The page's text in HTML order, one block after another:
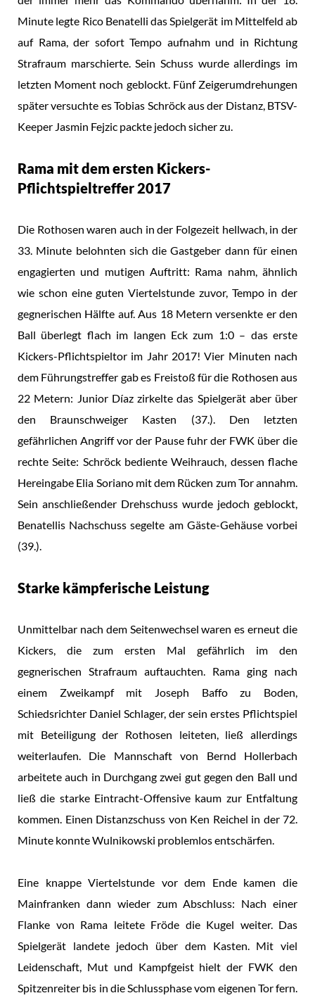
Minute legte Rico Benatelli das Spielgerät im Mittelfeld ab
auf Rama, der sofort Tempo aufnahm und in Richtung
Strafraum marschierte. Sein Schuss wurde allerdings im
letzten Moment noch geblockt. Fünf Zeigerumdrehungen
später versuchte es Tobias Schröck aus der Distanz, BTSV-
Keeper Jasmin Fejzic packte jedoch sicher zu.
Rama mit dem ersten Kickers-
Pflichtspieltreffer 2017
Die Rothosen waren auch in der Folgezeit hellwach, in der
33. Minute belohnten sich die Gastgeber dann für einen
engagierten und mutigen Auftritt: Rama nahm, ähnlich
wie schon eine guten Viertelstunde zuvor, Tempo in der
gegnerischen Hälfte auf. Aus 18 Metern versenkte er den
Ball überlegt flach im langen Eck zum 1:0 – das erste
Kickers-Pflichtspieltor im Jahr 2017! Vier Minuten nach
dem Führungstreffer gab es Freistoß für die Rothosen aus
22 Metern: Junior Díaz zirkelte das Spielgerät aber über
den Braunschweiger Kasten (37.). Den letzten
gefährlichen Angriff vor der Pause fuhr der FWK über die
rechte Seite: Schröck bediente Weihrauch, dessen flache
Hereingabe Elia Soriano mit dem Rücken zum Tor annahm.
Sein anschließender Drehschuss wurde jedoch geblockt,
Benatellis Nachschuss segelte am Gäste-Gehäuse vorbei
(39.).
Starke kämpferische Leistung
Unmittelbar nach dem Seitenwechsel waren es erneut die
Kickers, die zum ersten Mal gefährlich im den
gegnerischen Strafraum auftauchten. Rama ging nach
einem Zweikampf mit Joseph Baffo zu Boden,
Schiedsrichter Daniel Schlager, der sein erstes Pflichtspiel
mit Beteiligung der Rothosen leiteten, ließ allerdings
weiterlaufen. Die Mannschaft von Bernd Hollerbach
arbeitete auch in Durchgang zwei gut gegen den Ball und
ließ die starke Eintracht-Offensive kaum zur Entfaltung
kommen. Einen Distanzschuss von Ken Reichel in der 72.
Minute konnte Wulnikowski problemlos entschärfen.
Eine knappe Viertelstunde vor dem Ende kamen die
Mainfranken dann wieder zum Abschluss: Nach einer
Flanke von Rama leitete Fröde die Kugel weiter. Das
Spielgerät landete jedoch über dem Kasten. Mit viel
Leidenschaft, Mut und Kampfgeist hielt der FWK den
Spitzenreiter bis in die Schlussphase vom eigenen Tor fern.